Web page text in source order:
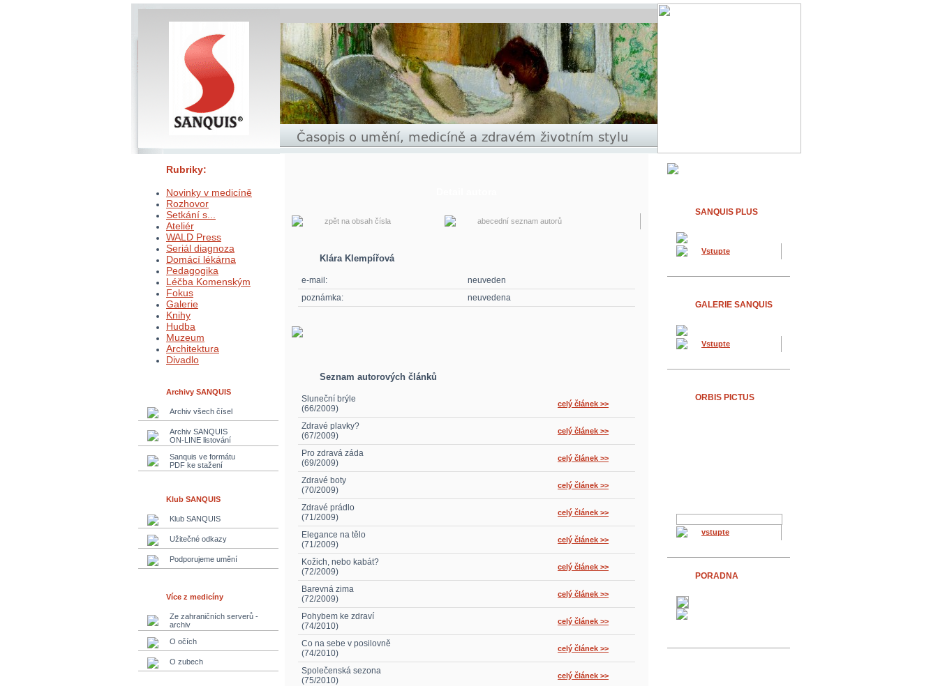
Rubriky:
Novinky v medicíně
Rozhovor
Setkání s...
Ateliér
WALD Press
Seriál diagnoza
Domácí lékárna
Pedagogika
Léčba Komenským
Fokus
Galerie
Knihy
Hudba
Muzeum
Architektura
Divadlo
Archivy SANQUIS
Archiv všech čísel
Archiv SANQUIS
ON-LINE listování
Sanquis ve formátu
PDF ke stažení
Klub SANQUIS
Klub SANQUIS
Užitečné odkazy
Podporujeme umění
Více z medicíny
Ze zahraničních serverů -
archiv
O očích
O zubech
zpět na obsah čísla abecední seznam autorů
Klára Klempířová
e-mail:
neuveden
poznámka:
neuvedena
Seznam autorových článků
Sluneční brýle
(66/2009)
celý článek >>
Zdravé plavky?
(67/2009)
celý článek >>
Pro zdravá záda
(69/2009)
celý článek >>
Zdravé boty
(70/2009)
celý článek >>
Zdravé prádlo
(71/2009)
celý článek >>
Elegance na tělo
(71/2009)
celý článek >>
Kožich, nebo kabát?
(72/2009)
celý článek >>
Barevná zima
(72/2009)
celý článek >>
Pohybem ke zdraví
(74/2010)
celý článek >>
Co na sebe v posilovně
(74/2010)
celý článek >>
Společenská sezona
(75/2010)
celý článek >>
SANQUIS PLUS
Vstupte
GALERIE SANQUIS
Vstupte
ORBIS PICTUS
vstupte
PORADNA